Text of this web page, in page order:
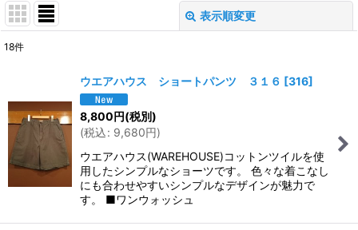
表示順変更
並び順:
18件
ウエアハウス ショートパンツ ３１６ [316]
8,800円(税別)
(税込: 9,680円)
ウエアハウス(WAREHOUSE)コットンツイルを使
用したシンプルなショーツです。 色々な着こなし
にも合わせやすいシンプルなデザインが魅力で
す。 ■ワンウォッシュ